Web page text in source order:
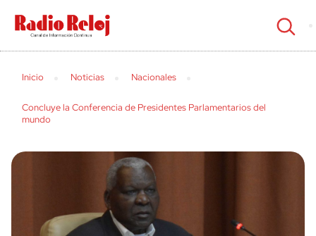
cerrar
Inicio Noticias Nacionales
Concluye la Conferencia de Presidentes Parlamentarios del
mundo